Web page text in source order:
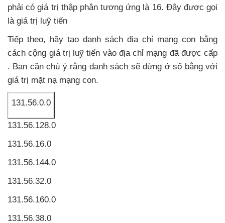
phải có giá trị thập phân tương ứng là 16. Đây được gọi
là giá trị luỹ tiến
Tiếp theo, hãy tạo danh sách địa chỉ mạng con bằng
cách cộng giá trị luỹ tiến vào địa chỉ mạng đãđược cấp
. Bạn cần chú ý rằng danh sách sẽ dừng ở số bằngvới
giá trị mặt nạ mạng con.
131.56.0.0
131.56.128.0
131.56.16.0
131.56.144.0
131.56.32.0
131.56.160.0
131.56.38.0